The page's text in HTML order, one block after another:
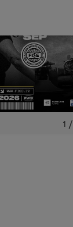
1 /